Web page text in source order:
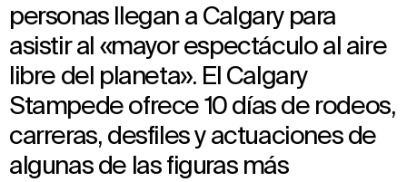
personas llegan a Calgary para
asistir al «mayor espectáculo al aire
libre del planeta». El Calgary
Stampede ofrece 10 días de rodeos,
carreras, desfiles y actuaciones de
algunas de las figuras más